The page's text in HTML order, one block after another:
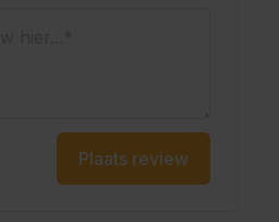
Plaats review